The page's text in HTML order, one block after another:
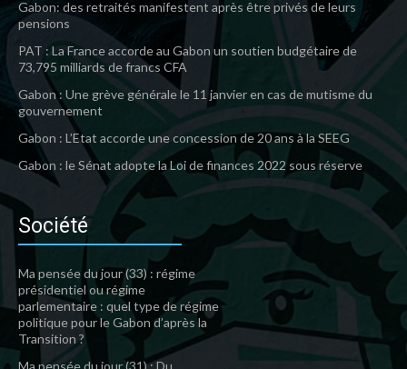
Gabon: des retraités manifestent après être privés de leurs
pensions
PAT : La France accorde au Gabon un soutien budgétaire de
73,795 milliards de francs CFA
Gabon : Une grève générale le 11 janvier en cas de mutisme du
gouvernement
Gabon : L’Etat accorde une concession de 20 ans à la SEEG
Gabon : le Sénat adopte la Loi de finances 2022 sous réserve
Société
Ma pensée du jour (33) : régime
présidentiel ou régime
parlementaire : quel type de régime
politique pour le Gabon d’après la
Transition ?
Ma pensée du jour (31) : Du